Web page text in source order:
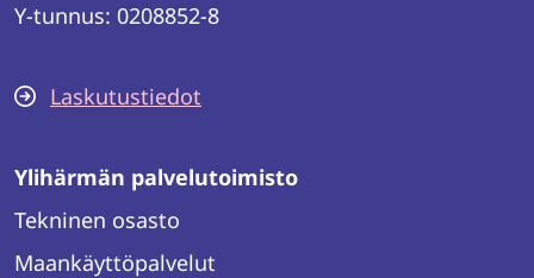
Y-tunnus: 0208852-8
Laskutustiedot
Ylihärmän palvelutoimisto
Tekninen osasto
Maankäyttöpalvelut